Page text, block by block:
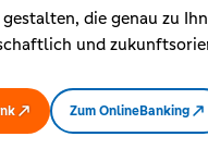
die genau zu
und
Zum OnlineBanking